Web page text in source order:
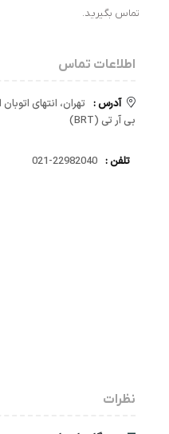
تماس بگیرید.
اطلاعات تماس
آدرس : تهران، انتهای
بی آر تی (BRT)
تلفن : 22982040-021
نظرات